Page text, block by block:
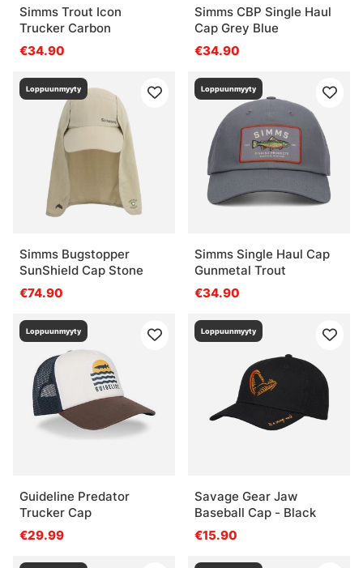
Simms Trout Icon
Trucker Carbon
€34.90
Simms CBP Single Haul
Cap Grey Blue
€34.90
Loppuunmyyty
Simms Bugstopper
SunShield Cap Stone
€74.90
Loppuunmyyty
Simms Single Haul Cap
Gunmetal Trout
€34.90
Loppuunmyyty
Guideline Predator
Trucker Cap
€29.99
Loppuunmyyty
Savage Gear Jaw
Baseball Cap - Black
€15.90